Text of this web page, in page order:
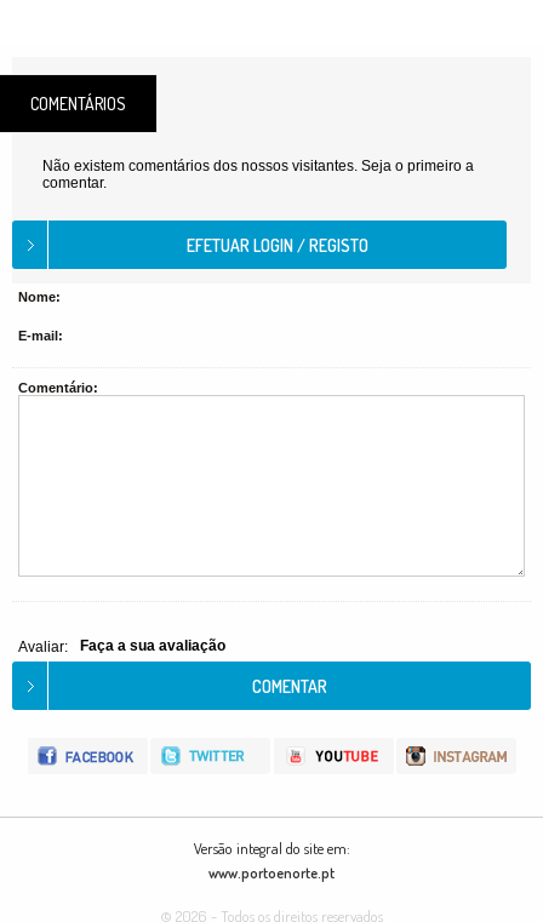
COMENTÁRIOS
Não existem comentários dos nossos visitantes. Seja o primeiro a
comentar.
Nome:
E-mail:
Comentário:
Avaliar: Faça a sua avaliação
Versão integral do site em:
www.portoenorte.pt
© 2026 - Todos os direitos reservados